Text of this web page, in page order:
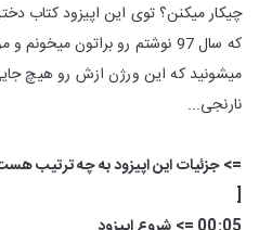
چیکار میکنن؟ توی این اپیزود کتاب
که سال 97 نوشتم رو براتون
میشونید که این ورژن ازش رو هیچ
نارنجی...
=> جزئیات این اپیزود به چه ترتیب
[